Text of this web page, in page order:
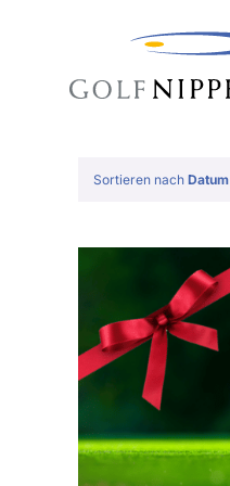
Sortieren nach Datum